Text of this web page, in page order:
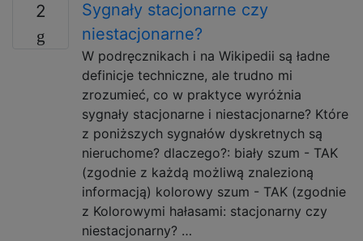
2
Sygnały stacjonarne czy
niestacjonarne?
W podręcznikach i na Wikipedii są ładne
definicje techniczne, ale trudno mi
zrozumieć, co w praktyce wyróżnia
sygnały stacjonarne i niestacjonarne? Które
z poniższych sygnałów dyskretnych są
nieruchome? dlaczego?: biały szum - TAK
(zgodnie z każdą możliwą znalezioną
informacją) kolorowy szum - TAK (zgodnie
z Kolorowymi hałasami: stacjonarny czy
niestacjonarny? …